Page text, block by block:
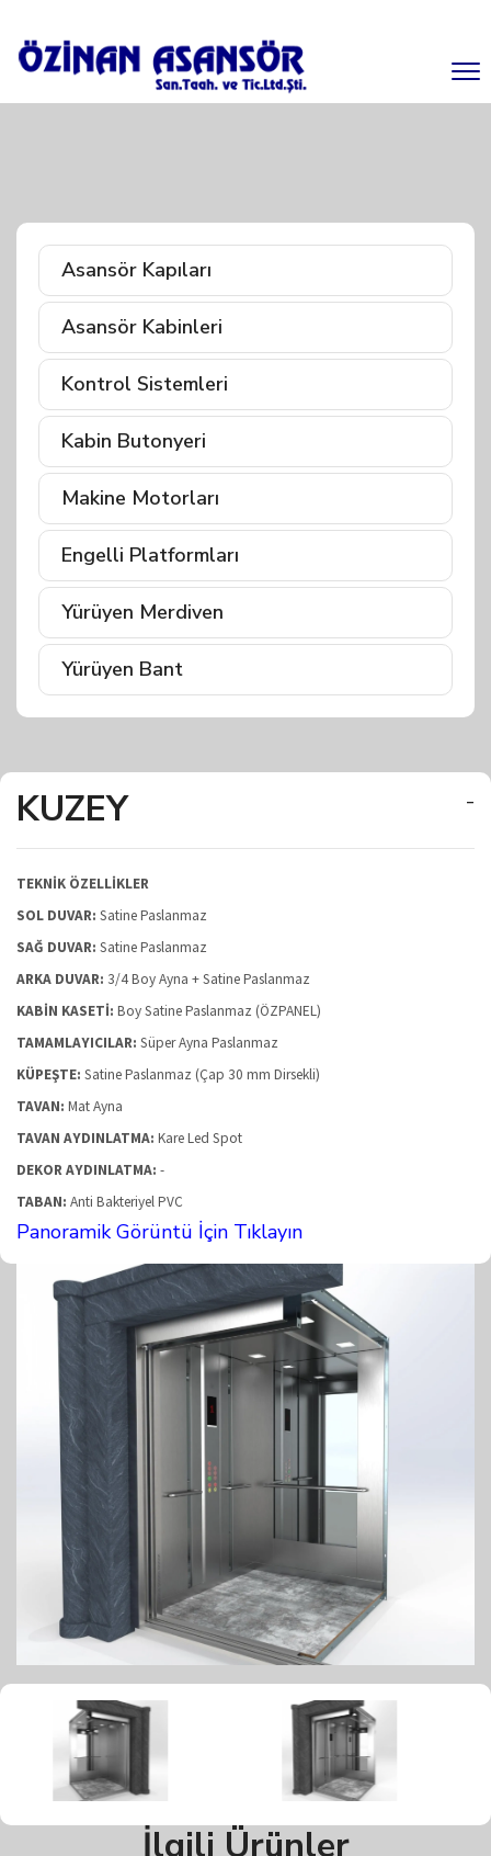
Asansör Kapıları
Asansör Kabinleri
Kontrol Sistemleri
Kabin Butonyeri
Makine Motorları
Engelli Platformları
Yürüyen Merdiven
Yürüyen Bant
KUZEY -
TEKNİK ÖZELLİKLER
SOL DUVAR: Satine Paslanmaz
SAĞ DUVAR: Satine Paslanmaz
ARKA DUVAR: 3/4 Boy Ayna + Satine Paslanmaz
KABİN KASETİ: Boy Satine Paslanmaz (ÖZPANEL)
TAMAMLAYICILAR: Süper Ayna Paslanmaz
KÜPEŞTE: Satine Paslanmaz (Çap 30 mm Dirsekli)
TAVAN: Mat Ayna
TAVAN AYDINLATMA: Kare Led Spot
DEKOR AYDINLATMA: -
TABAN: Anti Bakteriyel PVC
Panoramik Görüntü İçin Tıklayın
İlgili Ürünler